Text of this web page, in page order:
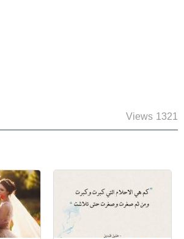
1321 Views